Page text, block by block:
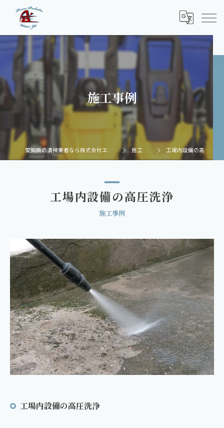
施工事例
愛知県の清掃業者なら株式会社エーゼット 施工事例 工場内設備の高圧洗浄
施工事例
工場内設備の高圧洗浄
工場内設備の高圧洗浄